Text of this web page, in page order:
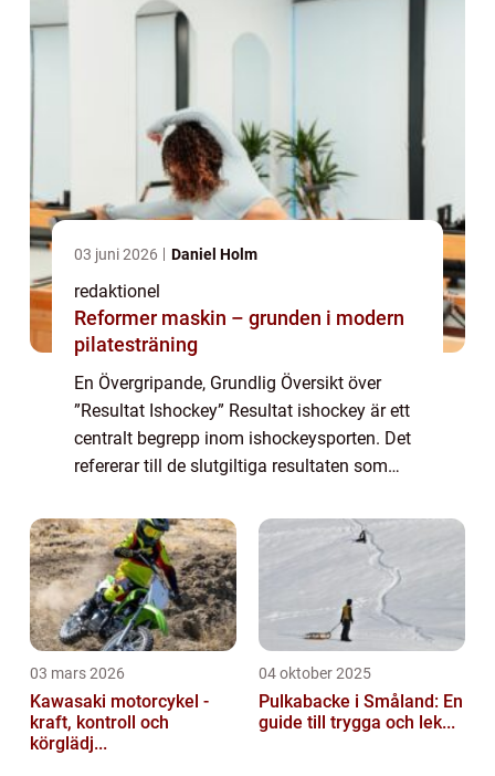
03 juni 2026 Daniel Holm
redaktionel
Reformer maskin – grunden i modern
pilatesträning
En Övergripande, Grundlig Översikt över
”Resultat Ishockey” Resultat ishockey är ett
centralt begrepp inom ishockeysporten. Det
refererar till de slutgiltiga resultaten som
Resultatet bestäms av a...
03 mars 2026
Kawasaki motorcykel -
kraft, kontroll och
körglädj...
04 oktober 2025
Pulkabacke i Småland: En
guide till trygga och lek...